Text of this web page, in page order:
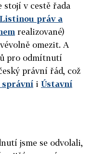
stojí v cestě řada
Listinou práv a
realizované)
omezit. A
pro odmítnutí
právní řád, což
správní i Ústavní
jsme se odvolali,